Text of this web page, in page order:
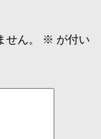
ん。 ※ が付い